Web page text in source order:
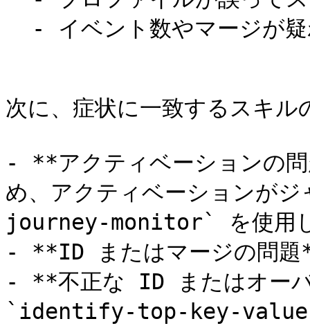
次に、症状に一致するスキ
- **アクティベーション
め、アクティベーションが
journey-monitor` を使用
- **ID またはマージの問
- **不正な ID またはオー
`identify-top-key-